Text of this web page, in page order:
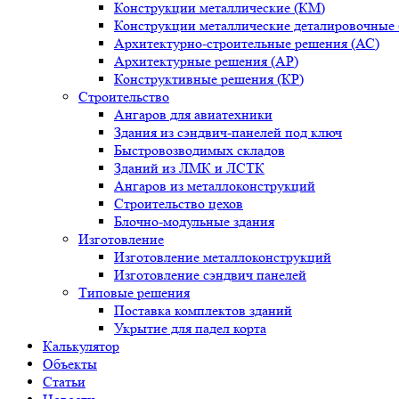
Конструкции металлические (КМ)
Конструкции металлические
Архитектурно-строительные решения (АС)
Архитектурные решения (АР)
Конструктивные решения (КР)
Строительство
Ангаров для авиатехники
Здания из сэндвич-панелей под ключ
Быстровозводимых складов
Зданий из ЛМК и ЛСТК
Ангаров из металлоконструкций
Строительство цехов
Блочно-модульные здания
Изготовление
Изготовление металлоконструкций
Изготовление сэндвич панелей
Типовые решения
Поставка комплектов зданий
Укрытие для падел корта
Калькулятор
Объекты
Статьи